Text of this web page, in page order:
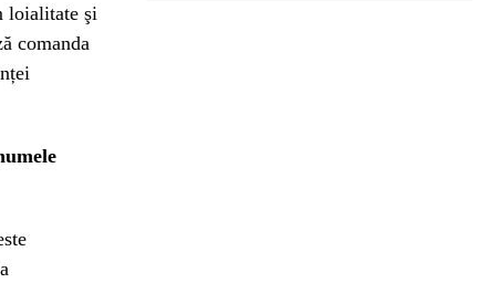
loialitate şi
comanda